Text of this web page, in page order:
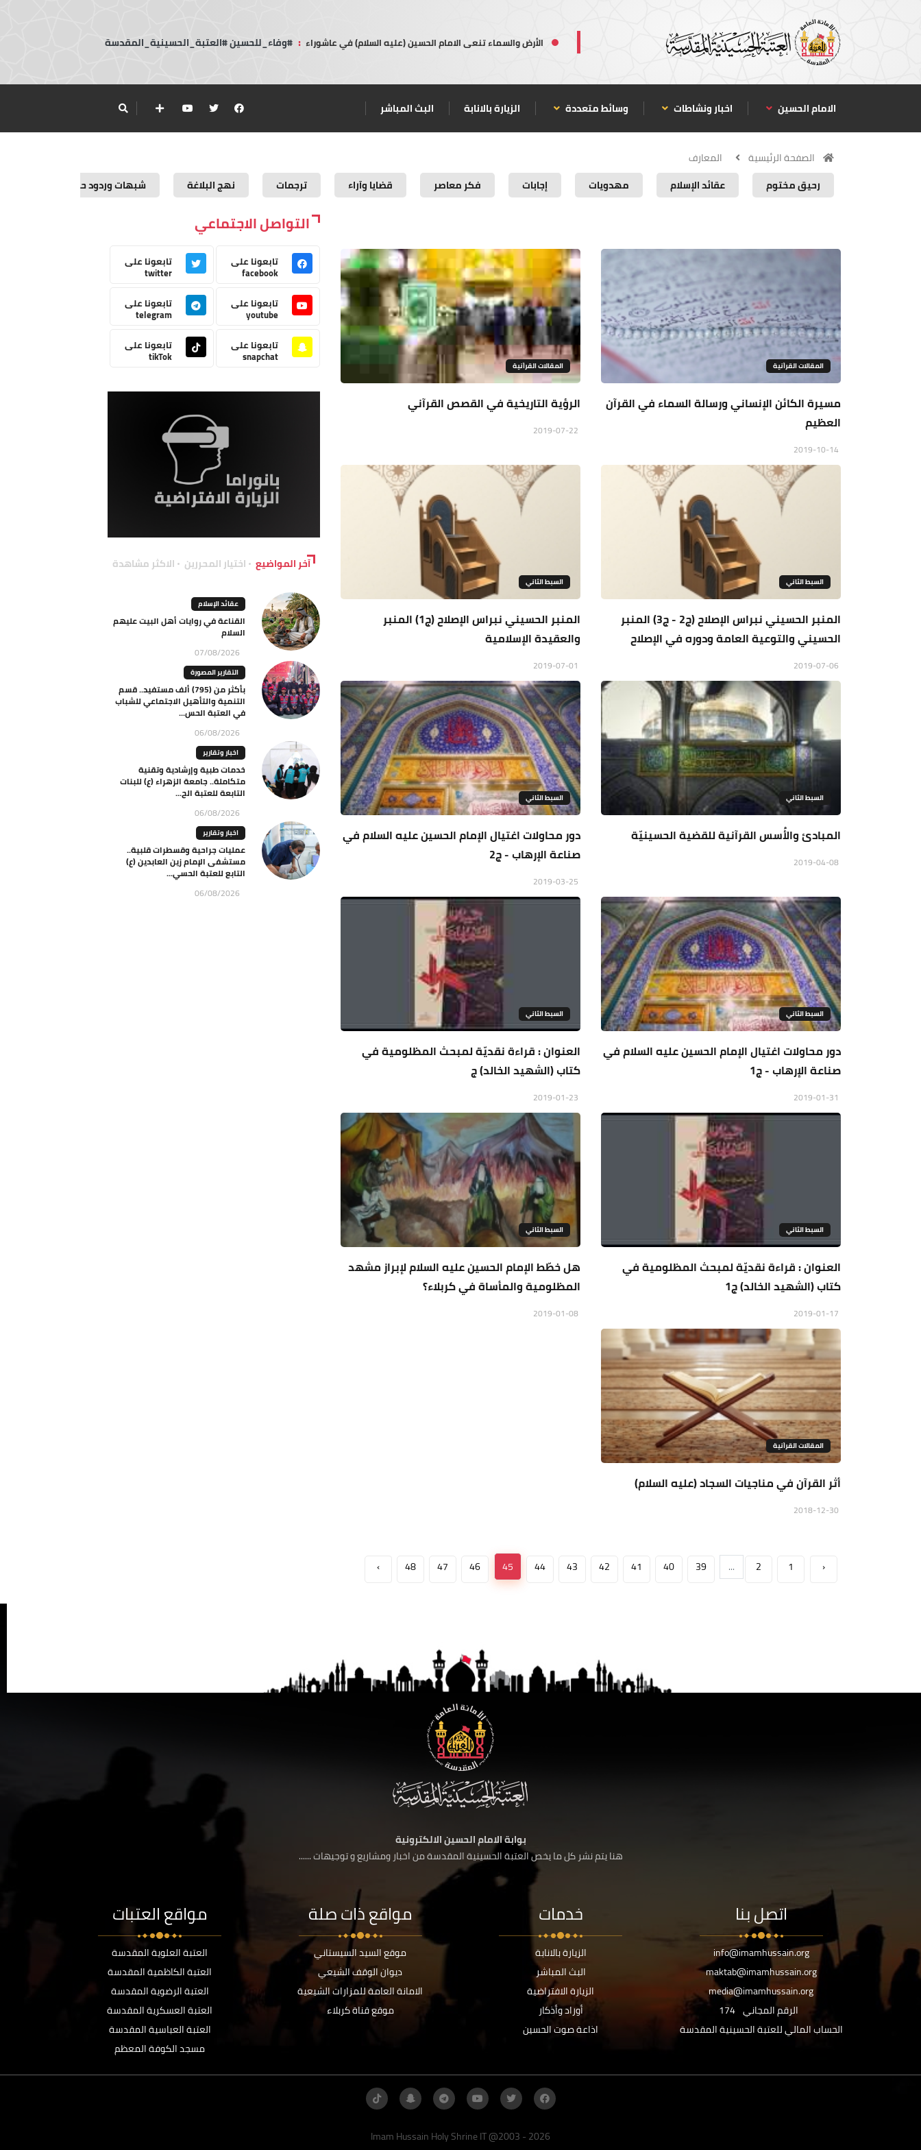
الأرض والسماء تنعى الامام الحسين (عليه السلام) في عاشوراء : #وفاء_للحسين #العتبة_الحسينية_المقدسة
الامام الحسين اخبار ونشاطات وسائط متعددة الزيارة بالانابة البث المباشر
الصفحة الرئيسية
المعارف
رحيق مختوم
عقائد الإسلام مهدويات إجابات فكر معاصر قضايا وآراء ترجمات نهج البلاغة شبهات وردود حول القرآن الكريم
المقالات القراَنية
مسيرة الكائن الإنساني ورسالة السماء في القرآن
العظيم
المقالات القراَنية
الرؤية التاريخية في القصص القرآني
السبط الثاني
المنبر الحسيني نبراس الإصلاح (ج2 - ج3) المنبر
الحسيني والتوعية العامة ودوره في الإصلاح
السبط الثاني
المنبر الحسيني نبراس الإصلاح (ج1) المنبر
والعقيدة الإسلامية
السبط الثاني
المبادئ والأُسس القرآنية للقضية الحسينيّة
السبط الثاني
دور محاولات اغتيال الإمام الحسين عليه السلام في
صناعة الإرهاب - ج2
السبط الثاني
دور محاولات اغتيال الإمام الحسين عليه السلام في
صناعة الإرهاب - ج1
السبط الثاني
العنوان : قراءة نقديّة لمبحث المظلومية في
كتاب (الشهيد الخالد) ج
السبط الثاني
العنوان : قراءة نقديّة لمبحث المظلومية في
كتاب (الشهيد الخالد) ج1​
السبط الثاني
هل خطّط الإمام الحسين عليه السلام لإبراز مشهد
المظلومية والمأساة في كربلاء؟
المقالات القراَنية
أثر القرآن في مناجيات السجاد (عليه السلام)
‹
1
2
...
39
40
41
42
43
44
45
46
47
48
›
التواصل الاجتماعي
تابعونا على
facebook
تابعونا على
twitter
تابعونا على
youtube
تابعونا على
telegram
تابعونا على
snapchat
تابعونا على
tikTok
آخر المواضيع اختيار المحررين الاكثر مشاهدة
عقائد الإسلام
القناعة في روايات أهل البيت عليهم
السلام
07/08/2026
التقارير المصورة
بأكثر من (795) ألف مستفيد.. قسم
التنمية والتأهيل الاجتماعي للشباب
في العتبة الحس...
06/08/2026
اخبار وتقارير
خدمات طبية وإرشادية وتقنية
متكاملة.. جامعة الزهراء (ع) للبنات
التابعة للعتبة الح...
06/08/2026
اخبار وتقارير
عمليات جراحية وقسطرات قلبية..
مستشفى الإمام زين العابدين (ع)
التابع للعتبة الحسي...
06/08/2026
بوابة الامام الحسين الالكترونية
هنا يتم نشر كل ما يخص العتبة الحسينية المقدسة من اخبار ومشاريع و توجيهات ......
اتصل بنا
info@imamhussain.org
maktab@imamhussain.org
media@imamhussain.org
الرقم المجاني 174
الحساب المالي للعتبة الحسينية المقدسة
خدمات
الزيارة بالانابة
البث المباشر
الزيارة الافتراضية
أوراد وأذكار
اذاعة صوت الحسين
مواقع ذات صلة
موقع السيد السيستاني
ديوان الوقف الشيعي
الامانة العامة للمزارات الشيعية
موقع قناة كربلاء
مواقع العتبات
العتبة العلوية المقدسة
العتبة الكاظمية المقدسة
العتبة الرضوية المقدسة
العتبة العسكرية المقدسة
العتبة العباسية المقدسة
مسجد الكوفة المعظم
Imam Hussain Holy Shrine IT @2003 - 2026